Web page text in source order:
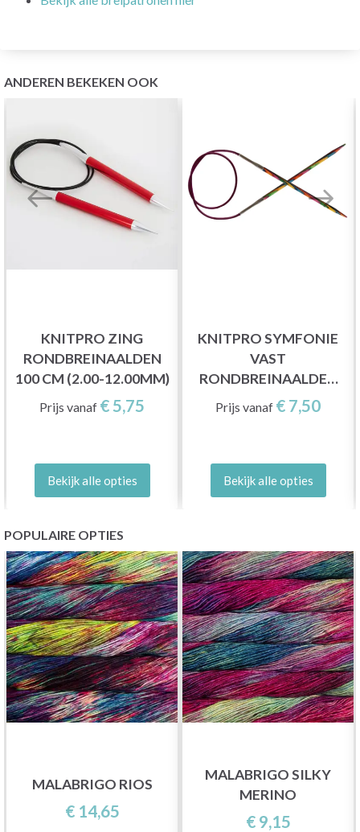
ANDEREN BEKEKEN OOK
KNITPRO ZING
RONDBREINAALDEN
100 CM (2.00-12.00MM)
Prijs vanaf € 5,75
Bekijk alle opties
KNITPRO SYMFONIE
VAST
RONDBREINAALDEN
80 CM (2.00-12.00MM)
Prijs vanaf € 7,50
Bekijk alle opties
POPULAIRE OPTIES
MALABRIGO RIOS
€ 14,65
MALABRIGO SILKY
MERINO
€ 9,15